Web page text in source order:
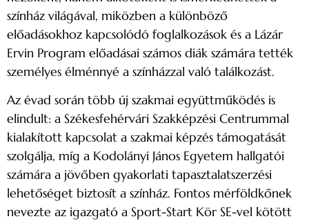
színház világával, miközben a különböző
előadásokhoz kapcsolódó foglalkozások és a Lázár
Ervin Program előadásai számos diák számára tették
személyes élménnyé a színházzal való találkozást.
Az évad során több új szakmai együttműködés is
elindult: a Székesfehérvári Szakképzési Centrummal
kialakított kapcsolat a szakmai képzés támogatását
szolgálja, míg a Kodolányi János Egyetem hallgatói
számára a jövőben gyakorlati tapasztalatszerzési
lehetőséget biztosít a színház. Fontos mérföldkőnek
nevezte az igazgató a Sport-Start Kör SE-vel kötött